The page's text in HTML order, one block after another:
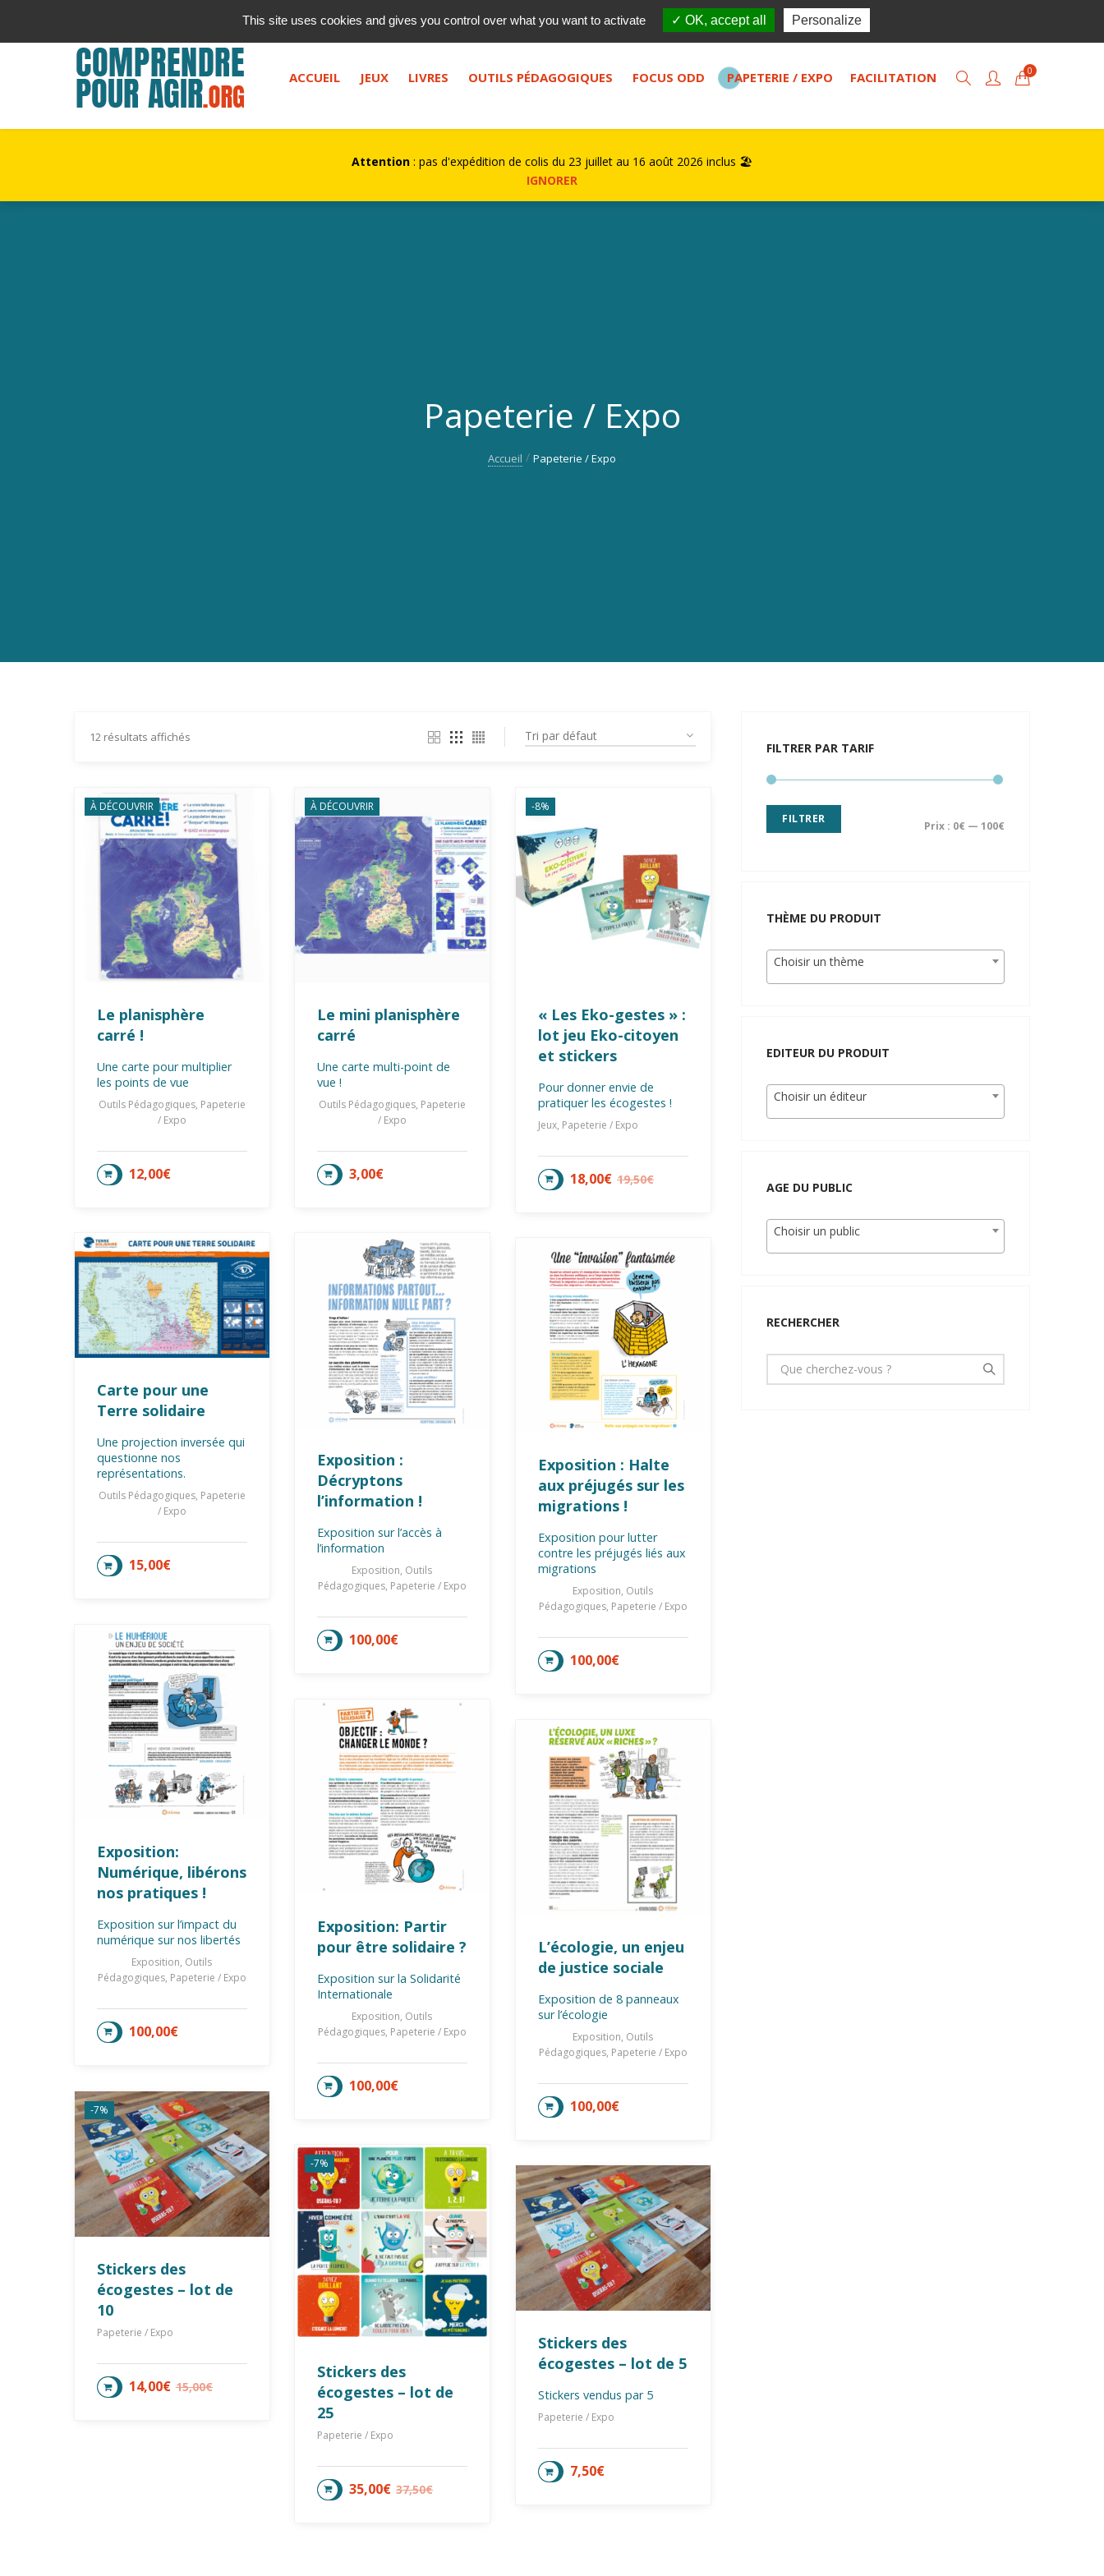
Saisissez votre recherche, et appuyez sur "entrée" ou le bouton de recherche.
Qui sommes-nous ? FESTISOL Actualités Contact
ACCUEIL JEUX LIVRES OUTILS PÉDAGOGIQUES FOCUS ODD PAPETERIE / EXPO FACILITATION 0
Attention : pas d'expédition de colis du 23 juillet au 16 août 2026 inclus 🏖️
IGNORER
Papeterie / Expo
Accueil Papeterie / Expo
12 résultats affichés
À DÉCOUVRIR
Le planisphère
carré !
Une carte pour multiplier
les points de vue
Outils Pédagogiques, Papeterie
/ Expo
12,00€
AJOUTER AU PANIER
À DÉCOUVRIR
Le mini planisphère
carré
Une carte multi-point de
vue !
Outils Pédagogiques, Papeterie
/ Expo
3,00€
AJOUTER AU PANIER
-8%
« Les Eko-gestes » :
lot jeu Eko-citoyen
et stickers
Pour donner envie de
pratiquer les écogestes !
Jeux, Papeterie / Expo
19,50€
18,00€
AJOUTER AU PANIER
Carte pour une
Terre solidaire
Une projection inversée qui
questionne nos
représentations.
Outils Pédagogiques, Papeterie
/ Expo
15,00€
AJOUTER AU PANIER
Exposition :
Décryptons
l’information !
Exposition sur l’accès à
l’information
Exposition, Outils
Pédagogiques, Papeterie / Expo
100,00€
AJOUTER AU PANIER
Exposition : Halte
aux préjugés sur les
migrations !
Exposition pour lutter
contre les préjugés liés aux
migrations
Exposition, Outils
Pédagogiques, Papeterie / Expo
100,00€
AJOUTER AU PANIER
Exposition:
Numérique, libérons
nos pratiques !
Exposition sur l’impact du
numérique sur nos libertés
Exposition, Outils
Pédagogiques, Papeterie / Expo
100,00€
AJOUTER AU PANIER
Exposition: Partir
pour être solidaire ?
Exposition sur la Solidarité
Internationale
Exposition, Outils
Pédagogiques, Papeterie / Expo
100,00€
AJOUTER AU PANIER
L’écologie, un enjeu
de justice sociale
Exposition de 8 panneaux
sur l’écologie
Exposition, Outils
Pédagogiques, Papeterie / Expo
100,00€
AJOUTER AU PANIER
-7%
Stickers des
écogestes – lot de
10
Papeterie / Expo
15,00€
14,00€
CHOIX DES OPTIONS
-7%
Stickers des
écogestes – lot de
25
Papeterie / Expo
37,50€
35,00€
CHOIX DES OPTIONS
Stickers des
écogestes – lot de 5
Stickers vendus par 5
Papeterie / Expo
7,50€
CHOIX DES OPTIONS
FILTRER PAR TARIF
FILTRER Prix : 0€ — 100€
THÈME DU PRODUIT
Choisir un thème
EDITEUR DU PRODUIT
Choisir un éditeur
AGE DU PUBLIC
Choisir un public
RECHERCHER
This site uses cookies and gives you control over what you want to activate ✓ OK, accept all Personalize